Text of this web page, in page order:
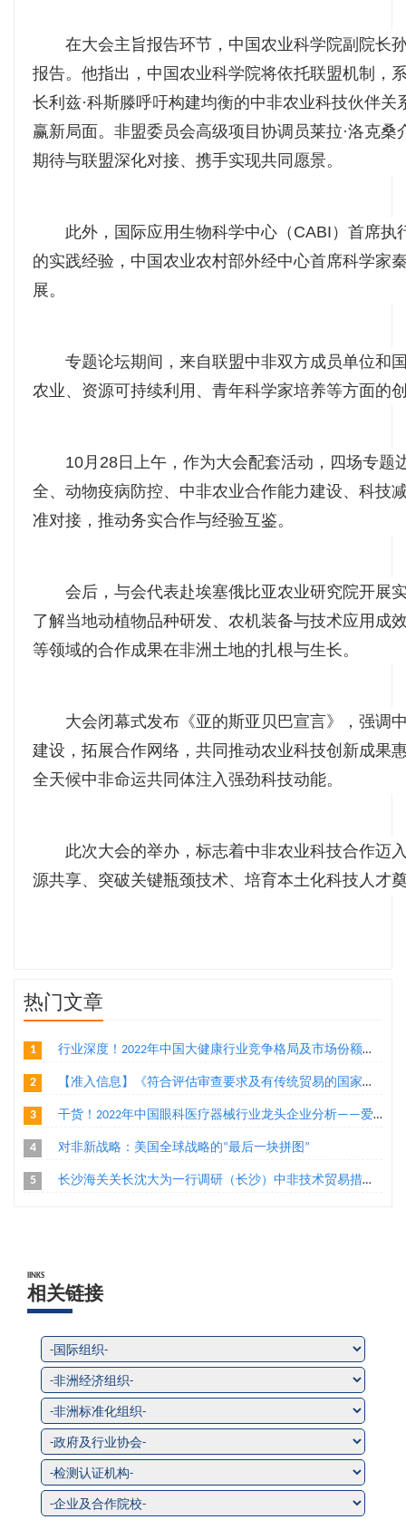
在大会主旨报告环节，中国农业科学院副院长
报告。他指出，中国农业科学院将依托联盟机制，
长利兹·科斯滕呼吁构建均衡的中非农业科技伙伴
赢新局面。非盟委员会高级项目协调员莱拉·洛克
期待与联盟深化对接、携手实现共同愿景。
此外，国际应用生物科学中心（CABI）首席
的实践经验，中国农业农村部外经中心首席科学家
展。
专题论坛期间，来自联盟中非双方成员单位和
农业、资源可持续利用、青年科学家培养等方面的
10月28日上午，作为大会配套活动，四场专
全、动物疫病防控、中非农业合作能力建设、科技
准对接，推动务实合作与经验互鉴。
会后，与会代表赴埃塞俄比亚农业研究院开展
了解当地动植物品种研发、农机装备与技术应用成
等领域的合作成果在非洲土地的扎根与生长。
大会闭幕式发布《亚的斯亚贝巴宣言》，强调
建设，拓展合作网络，共同推动农业科技创新成果
全天候中非命运共同体注入强劲科技动能。
此次大会的举办，标志着中非农业科技合作迈
源共享、突破关键瓶颈技术、培育本土化科技人才
热门文章
1 行业深度！2022年中国大健康行业竞争格局及市场份额分析 医药大健康市场朝着集中化方向发展
2 【准入信息】《符合评估审查要求及有传统贸易的国家或地区输华食品目录》（水产品、乳制品、植物源性食品）
3 干货！2022年中国眼科医疗器械行业龙头企业分析——爱博医疗：创新导向的眼科医疗器械厂商
4 对非新战略：美国全球战略的“最后一块拼图”
5 长沙海关关长沈大为一行调研（长沙）中非技术贸易措施研究评议基地
lINKS
相关链接